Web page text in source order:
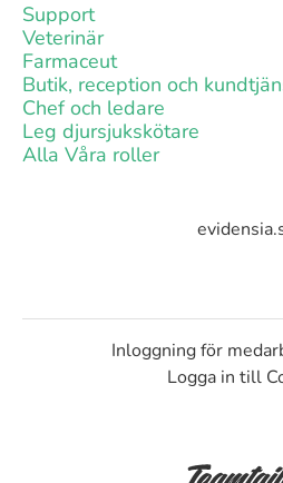
Support
Veterinär
Farmaceut
Butik, reception och
Chef och ledare
Leg djursjukskötare
Alla Våra roller
Inloggning för
Logga in till